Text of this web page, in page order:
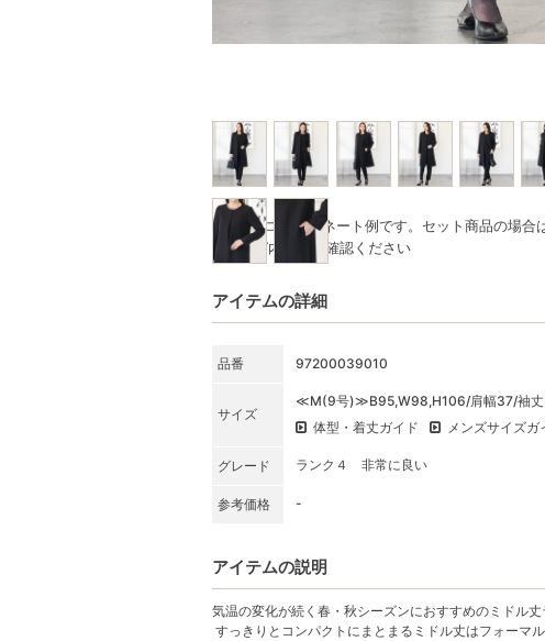
※写真はコーディネート例です。セット商品の場合
★SET内容をご確認ください
アイテムの詳細
品番 97200039010
サイズ
≪M(9号)≫B95,W98,H106/肩幅37/袖
体型・着丈ガイド
メンズサイズガ
グレード ランク４ 非常に良い
参考価格 -
アイテムの説明
気温の変化が続く春・秋シーズンにおすすめのミドル丈
すっきりとコンパクトにまとまるミドル丈はフォーマ